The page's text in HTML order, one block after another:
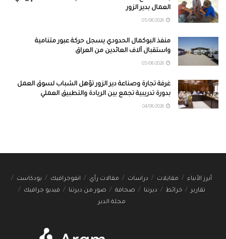
العمال بدير الزور
منفذ البوكمال الحدودي يسجل حركة عبور متنامية
واستقبال آلاف العائدين من العراق
غرفة تجارة وصناعة دير الزور تؤهل الشباب لسوق العمل
بدورة تدريبية تجمع بين الريادة والتطبيق العملي
أبرز الأنباء مقابلات دراسات مقالات رأي انفوجرافيك
بودكاست
تقارير
خرائط ديرتنا صحافة صور من ديرتنا
فيديو جرافيك
مجلة الدير